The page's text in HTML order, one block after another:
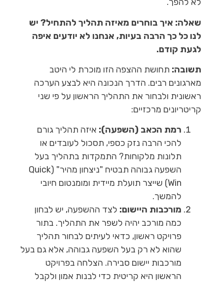
שאלה: איך בוחרים מאיזה תהליך להתחיל? יש
לנו כל כך הרבה בעיות, אנחנו לא יודעים איפה
לגעת קודם.
תשובה: תחושת ההצפה הזו מוכרת לי היטב
מארגונים רבים. הדרך הנכונה היא לבצע הערכה
ראשונית ולבחור את התהליך הראשון על פי שני
קריטריונים מרכזיים:
רמת הכאב (השפעה): איזה תהליך גורם
להכי הרבה נזק כספי, תסכול לעובדים או
תלונות מלקוחות? התמקדות בתהליך בעל
השפעה גבוהה תבטיח "ניצחון מהיר" (Quick
Win) שייצר תועלת מיידית ומומנטום חיובי
להמשך.
מורכבות היישום: לצד ההשפעה, יש לבחון
כמה מורכב יהיה לשפר את התהליך. בתור
פרויקט ראשון, כדאי לעיתים לבחור תהליך
שהוא לא רק בעל השפעה גבוהה, אלא גם בעל
מורכבות יישום סבירה. הצלחה בפרויקט
הראשון היא קריטית כדי לבנות אמון ולקבל